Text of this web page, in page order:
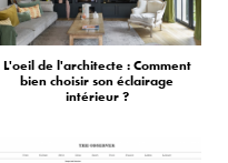
L'oeil de l'architecte : Comment
bien choisir son éclairage
intérieur ?